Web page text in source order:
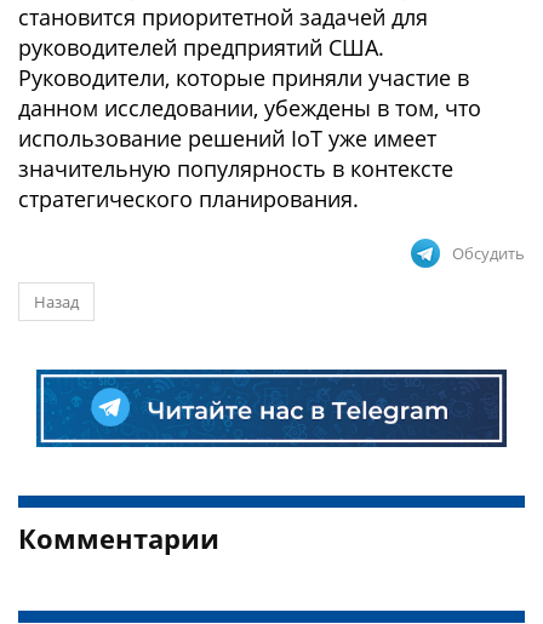
становится приоритетной задачей для
руководителей предприятий США.
Руководители, которые приняли участие в
данном исследовании, убеждены в том, что
использование решений IoT уже имеет
значительную популярность в контексте
стратегического планирования.
Обсудить
Назад
Комментарии